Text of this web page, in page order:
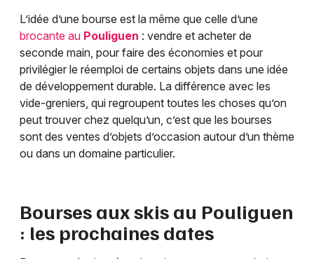
L’idée d’une bourse est la même que celle d’une
brocante au Pouliguen : vendre et acheter de
seconde main, pour faire des économies et pour
privilégier le réemploi de certains objets dans une idée
de développement durable. La différence avec les
vide-greniers, qui regroupent toutes les choses qu’on
peut trouver chez quelqu’un, c’est que les bourses
sont des ventes d’objets d’occasion autour d’un thème
ou dans un domaine particulier.
Bourses aux skis au Pouliguen
: les prochaines dates